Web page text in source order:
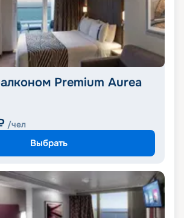
Premium Aurea
/чел
Выбрать